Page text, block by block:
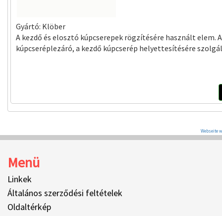
Gyártó: Klöber
A kezdő és elosztó kúpcserepek rögzítésére használt elem. A
kúpcseréplezáró, a kezdő kúpcserép helyettesítésére
Webseite
Menü
Linkek
Általános szerződési feltételek
Oldaltérkép